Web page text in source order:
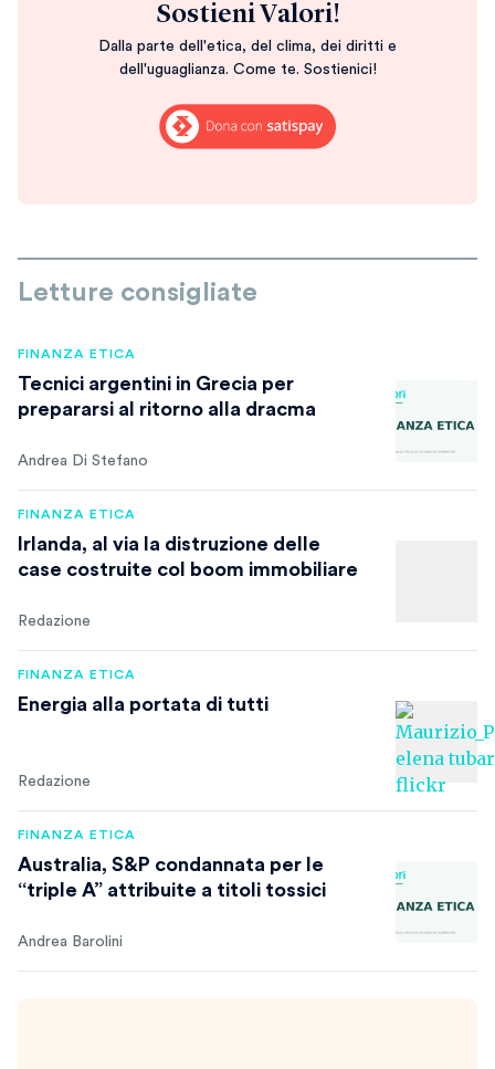
Sostieni Valori!
Dalla parte dell'etica, del clima, dei diritti e
dell'uguaglianza. Come te. Sostienici!
Letture consigliate
FINANZA ETICA
Tecnici argentini in Grecia per
prepararsi al ritorno alla dracma
Andrea Di Stefano
FINANZA ETICA
Irlanda, al via la distruzione delle
case costruite col boom immobiliare
Redazione
FINANZA ETICA
Energia alla portata di tutti
Redazione
FINANZA ETICA
Australia, S&P condannata per le
“triple A” attribuite a titoli tossici
Andrea Barolini